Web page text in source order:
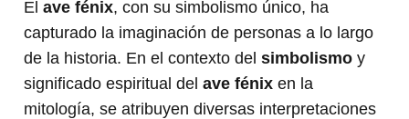
El ave fénix, con su simbolismo único, ha
capturado la imaginación de personas a lo largo
de la historia. En el contexto del simbolismo y
significado espiritual del ave fénix en la
mitología, se atribuyen diversas interpretaciones